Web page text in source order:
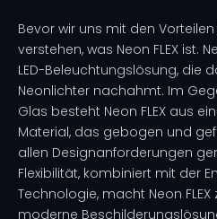
Bevor wir uns mit den
verstehen, was Neon FLEX ist.
LED-Beleuchtungslösung, die
Neonlichter nachahmt. Im
Glas besteht Neon FLEX aus
Material, das gebogen und
allen Designanforderungen
Flexibilität, kombiniert mit der
Technologie, macht Neon
moderne